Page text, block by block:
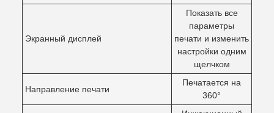
Экранный дисплей
Показать все
параметры
печати и изменить
настройки одним
щелчком
Направление печати
Печатается на
360°